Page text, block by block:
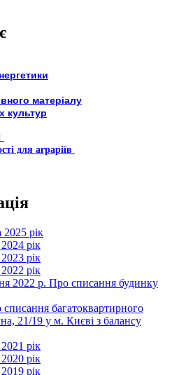
матеріалу
культур
для аграріїв
2025 рік
рік
рік
рік
2022 р. Про списання будинку
багатоквартирного
21/19 у м. Києві з балансу
рік
рік
рік